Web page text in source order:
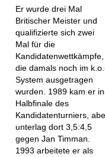
Er wurde drei Mal
Britischer Meister und
qualifizierte sich zwei
Mal für die
Kandidatenwettkämpfe,
die damals noch im
System ausgetragen
wurden. 1989 kam er
Halbfinale des
Kandidatenturniers,
unterlag dort 3,5:4,5
gegen Jan Timman.
1993 arbeitete er als